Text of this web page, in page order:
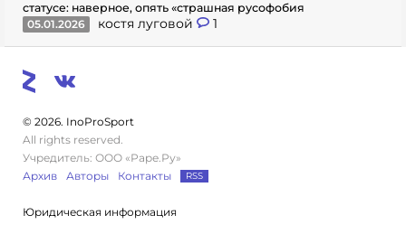
статусе: наверное, опять «страшная русофобия
05.01.2026
костя луговой 1
© 2026. InoProSport
All rights reserved.
Учредитель: ООО «Раре.Ру»
Архив
Авторы Контакты RSS
Юридическая информация